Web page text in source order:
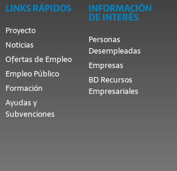
LINKS RÁPIDOS
Proyecto
Noticias
Ofertas de Empleo
Empleo Público
Formación
Ayudas y
Subvenciones
INFORMACIÓN
DE INTERÉS
Personas
Desempleadas
Empresas
BD Recursos
Empresariales